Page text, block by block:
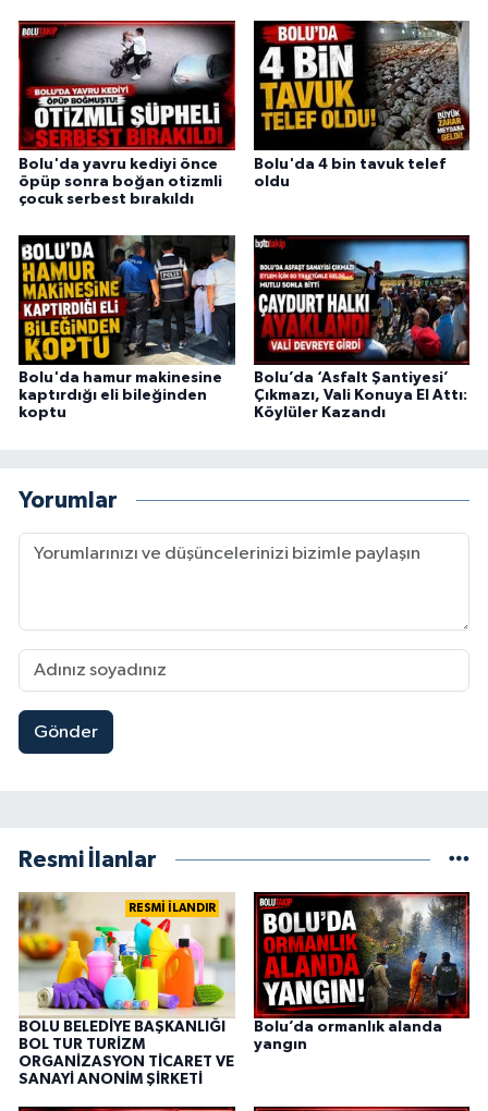
Bolu'da yavru kediyi önce
öpüp sonra boğan otizmli
çocuk serbest bırakıldı
Bolu'da 4 bin tavuk telef
oldu
Bolu'da hamur makinesine
kaptırdığı eli bileğinden
koptu
Bolu’da ‘Asfalt Şantiyesi’
Çıkmazı, Vali Konuya El Attı:
Köylüler Kazandı
Yorumlar
Gönder
Resmi İlanlar
RESMİ İLANDIR
BOLU BELEDİYE BAŞKANLIĞI
BOL TUR TURİZM
ORGANİZASYON TİCARET VE
SANAYİ ANONİM ŞİRKETİ
Bolu’da ormanlık alanda
yangın